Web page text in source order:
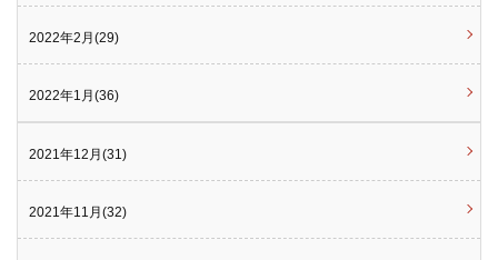
2022年2月(29)
2022年1月(36)
2021年12月(31)
2021年11月(32)